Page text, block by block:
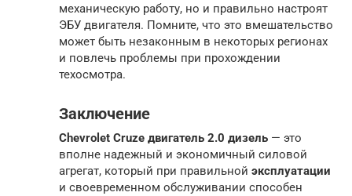
механическую работу, но и правильно настроят
ЭБУ двигателя. Помните, что это вмешательство
может быть незаконным в некоторых регионах
и повлечь проблемы при прохождении
техосмотра.
Заключение
Chevrolet Cruze двигатель 2.0 дизель — это
вполне надежный и экономичный силовой
агрегат, который при правильной эксплуатации
и своевременном обслуживании способен